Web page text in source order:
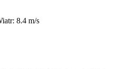
8.4 m/s